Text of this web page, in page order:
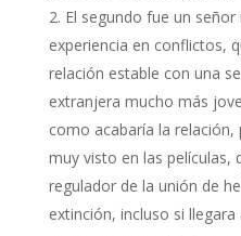
El segundo fue un
experiencia en conflictos,
relación estable con una
extranjera mucho más
como acabaría la
muy visto en las películas,
regulador de la unión de
extinción, incluso si